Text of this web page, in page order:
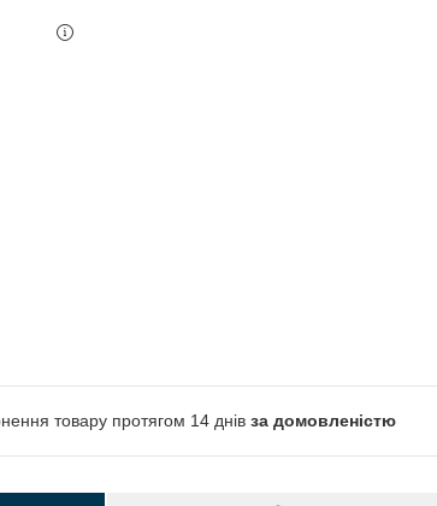
товару протягом 14 днів за домовленістю